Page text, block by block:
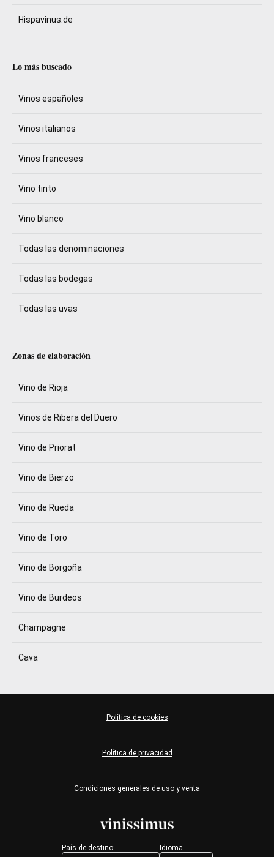
Hispavinus.de
Lo más buscado
Vinos españoles
Vinos italianos
Vinos franceses
Vino tinto
Vino blanco
Todas las denominaciones
Todas las bodegas
Todas las uvas
Zonas de elaboración
Vino de Rioja
Vinos de Ribera del Duero
Vino de Priorat
Vino de Bierzo
Vino de Rueda
Vino de Toro
Vino de Borgoña
Vino de Burdeos
Champagne
Cava
País de destino: Idioma
Condiciones generales de uso y venta
Política de privacidad
Política de cookies